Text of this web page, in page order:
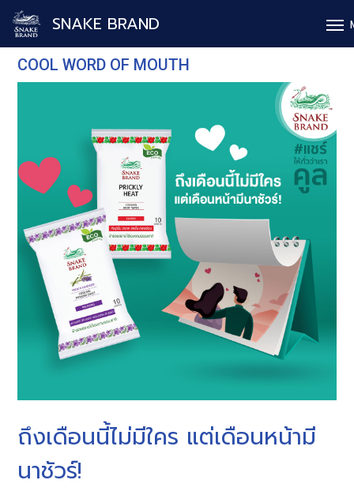
SNAKE BRAND
COOL WORD OF MOUTH
ถึงเดือนนี้ไม่มีใคร แต่เดือนหน้ามี
นาชัวร์!